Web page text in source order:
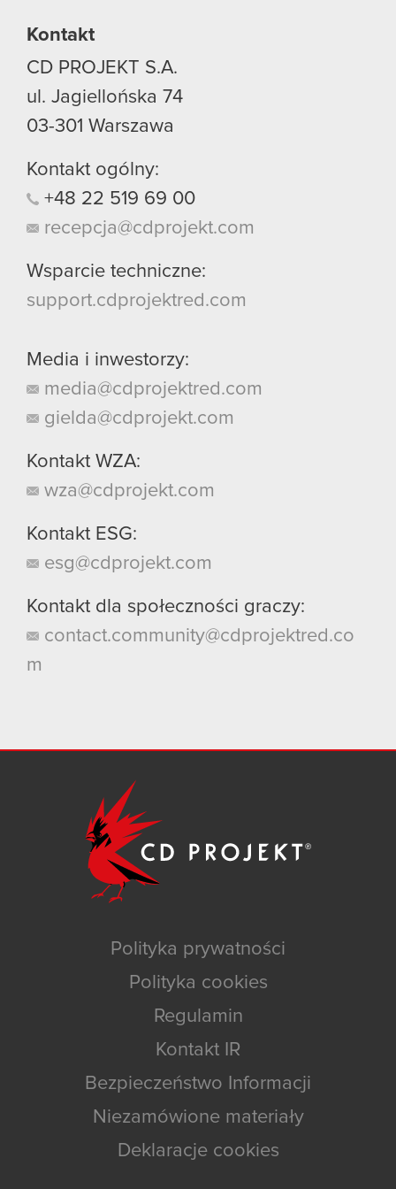
Kontakt
CD PROJEKT S.A.
ul. Jagiellońska 74
03-301 Warszawa
Kontakt ogólny:
+48 22 519 69 00
recepcja@cdprojekt.com
Wsparcie techniczne:
support.cdprojektred.com
Media i inwestorzy:
media@cdprojektred.com
gielda@cdprojekt.com
Kontakt WZA:
wza@cdprojekt.com
Kontakt ESG:
esg@cdprojekt.com
Kontakt dla społeczności graczy:
contact.community@cdprojektred.co
m
Polityka prywatności
Polityka cookies
Regulamin
Kontakt IR
Bezpieczeństwo Informacji
Niezamówione materiały
Deklaracje cookies